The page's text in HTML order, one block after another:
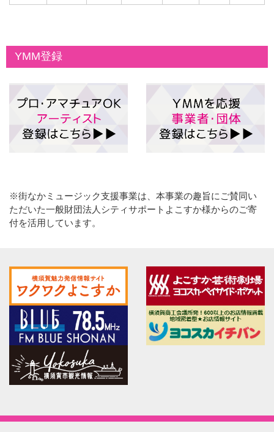
YMM登録
※街なかミュージック支援事業は、本事業の趣旨にご賛同い
ただいた一般財団法人シティサポートよこすか様からのご寄
付を活用しています。